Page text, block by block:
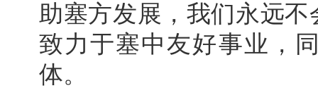
助塞方发展，我们永远
致力于塞中友好事业，
体。